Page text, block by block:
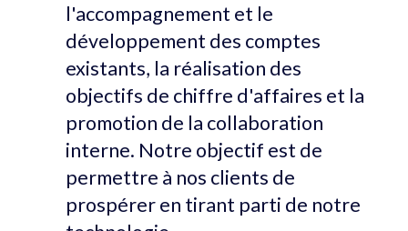
l'accompagnement et le
développement des comptes
existants, la réalisation des
objectifs de chiffre d'affaires et la
promotion de la collaboration
interne. Notre objectif est de
permettre à nos clients de
prospérer en tirant parti de notre